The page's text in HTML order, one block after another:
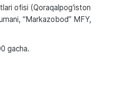
ofisi (Qoraqalpog‘iston
“Markazobod” MFY,
gacha.